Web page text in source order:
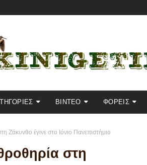
ΒΙΝΤΕΟ ΦΟΡΕΙΣ
Ζάκυνθο έγινε στο Ιόνιο Πανεπιστήμιο
στη